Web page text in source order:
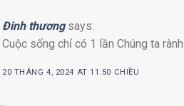
Đinh thương says:
Cuộc sống chỉ có 1 lần Chúng ta
20 THÁNG 4, 2024 AT 11:50 CHIỀU